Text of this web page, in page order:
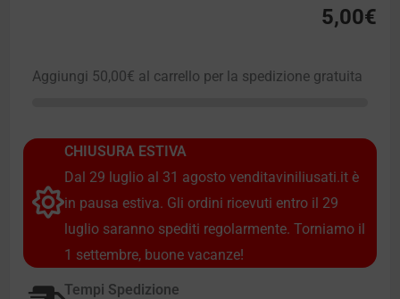
5,00€
Aggiungi 50,00€ al carrello per la spedizione gratuita
CHIUSURA ESTIVA
Dal 29 luglio al 31 agosto venditaviniliusati.it è
in pausa estiva. Gli ordini ricevuti entro il 29
luglio saranno spediti regolarmente. Torniamo il
1 settembre, buone vacanze!
Tempi Spedizione